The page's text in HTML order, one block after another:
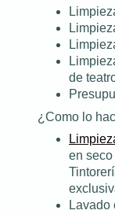
de
¿Como lo
en
Lavado